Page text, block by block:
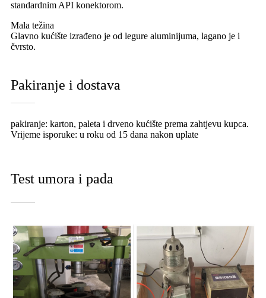
standardnim API konektorom.
Mala težina
Glavno kućište izrađeno je od legure aluminijuma, lagano je i
čvrsto.
Pakiranje i dostava
pakiranje: karton, paleta i drveno kućište prema zahtjevu kupca.
Vrijeme isporuke: u roku od 15 dana nakon uplate
Test umora i pada